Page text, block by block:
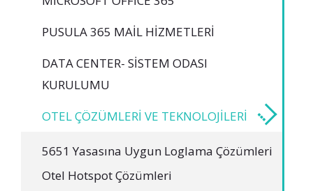
PUSULA 365 MAIL HIZMETLERI
DATA CENTER- SISTEM ODASI
KURULUMU
OTEL ÇÖZÜMLERI VE TEKNOLOJILERI
5651 Yasasına Uygun Loglama Çözümleri
Otel Hotspot Çözümleri